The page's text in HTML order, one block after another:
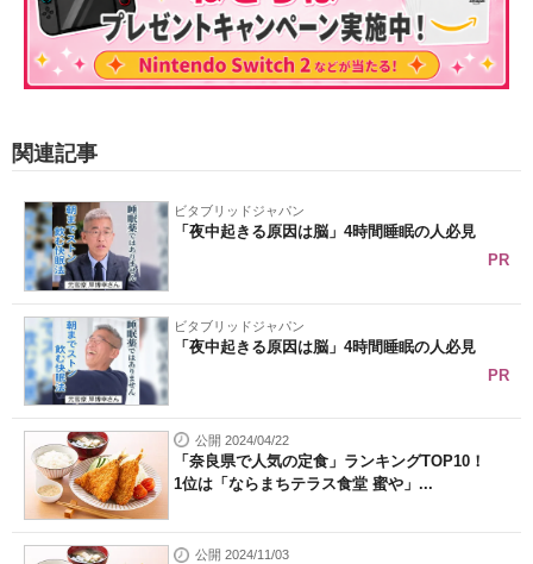
関連記事
ビタブリッドジャパン
「夜中起きる原因は脳」4時間睡眠の人必見
PR
ビタブリッドジャパン
「夜中起きる原因は脳」4時間睡眠の人必見
PR
公開 2024/04/22
「奈良県で人気の定食」ランキングTOP10！
1位は「ならまちテラス食堂 蜜や」...
公開 2024/11/03